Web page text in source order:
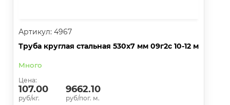
Артикул: 4967
Труба круглая стальная 530х7 мм 09г2с 10-12 м
Много
Цена:
107.00
руб/кг.
9662.10
руб/пог. м.